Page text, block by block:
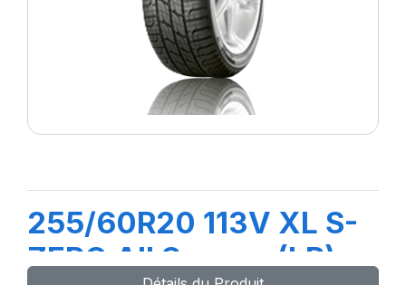
255/60R20 113V XL S-
ZERO All Season (LR)